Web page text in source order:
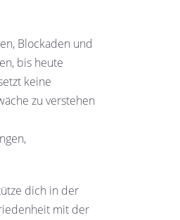
Blockaden und
bis heute
keine
zu verstehen
dich in der
mit der